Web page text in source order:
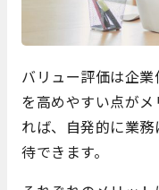
バリュー評価は企
を高めやすい点が
れば、自発的に業
待できます。